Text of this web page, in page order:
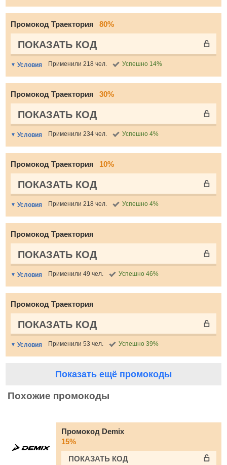
Промокод Траектория 80%
ПОКАЗАТЬ КОД
Условия Применили 218 чел. Успешно 14%
Промокод Траектория 30%
ПОКАЗАТЬ КОД
Условия Применили 234 чел. Успешно 4%
Промокод Траектория 10%
ПОКАЗАТЬ КОД
Условия Применили 218 чел. Успешно 4%
Промокод Траектория
ПОКАЗАТЬ КОД
Условия Применили 49 чел. Успешно 46%
Промокод Траектория
ПОКАЗАТЬ КОД
Условия Применили 53 чел. Успешно 39%
Показать ещё промокоды
Похожие промокоды
Промокод Demix
15%
ПОКАЗАТЬ КОД